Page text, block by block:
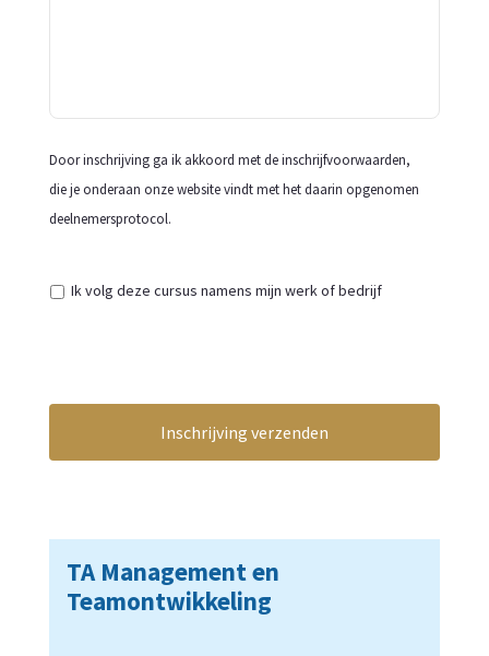
Door inschrijving ga ik akkoord met de inschrijfvoorwaarden,
die je onderaan onze website vindt met het daarin opgenomen
deelnemersprotocol.
Ik volg deze cursus namens mijn werk of bedrijf
TA Management en
Teamontwikkeling